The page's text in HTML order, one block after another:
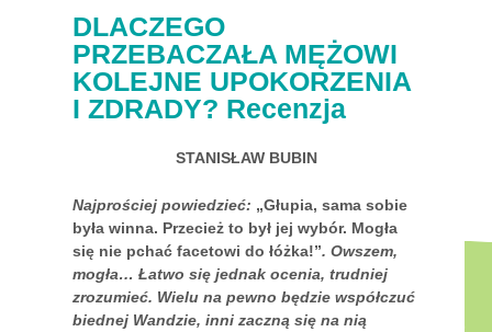
DLACZEGO
PRZEBACZAŁA MĘŻOWI
KOLEJNE UPOKORZENIA
I ZDRADY? Recenzja
STANISŁAW BUBIN
Najprościej powiedzieć: „Głupia, sama sobie
była winna. Przecież to był jej wybór. Mogła
się nie pchać facetowi do łóżka!”. Owszem,
mogła… Łatwo się jednak ocenia, trudniej
zrozumieć. Wielu na pewno będzie współczuć
biednej Wandzie, inni zaczną się na nią